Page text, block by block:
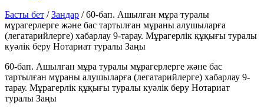
Басты бет /Заңдар /60-бап. Ашылған мұра туралы
мұрагерлерге және бас тартылған мұраны алушыларға
(легатарийлерге) хабарлау 9-тарау. Мұрагерлiк құқығы туралы
куәлiк беру Нотариат туралы Заңы
60-бап. Ашылған мұра туралы мұрагерлерге және бас
тартылған мұраны алушыларға (легатарийлерге) хабарлау 9-
тарау. Мұрагерлiк құқығы туралы куәлiк беру Нотариат
туралы Заңы